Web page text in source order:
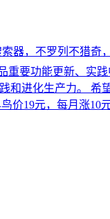
器，不罗列不猎奇
要功能更新、实
和进化生产力。 希
19元，每月涨10